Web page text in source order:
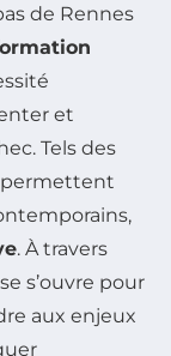
de Rennes
et
Tels des
permettent
. À travers
s’ouvre pour
aux enjeux